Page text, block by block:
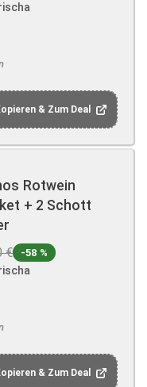
& Zum Deal
Rotwein
+ 2 Schott
€ -58 %
& Zum Deal